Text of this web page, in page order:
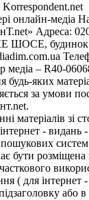
онлайн-медіа
Адреса:
будинок
медіа – R40-
будь-яких
за умови
матеріалів зі
інтернет - видань
пошукових
бути розміщена
( для
або